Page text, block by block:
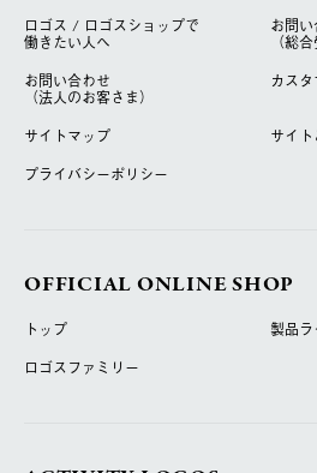
ロゴス / ロゴスショップで
働きたい人へ
お問
（総
お問い合わせ
（法人のお客さま）
カス
サイトマップ
サイ
プライバシーポリシー
OFFICIAL ONLINE SHOP
トップ
製品
ロゴスファミリー